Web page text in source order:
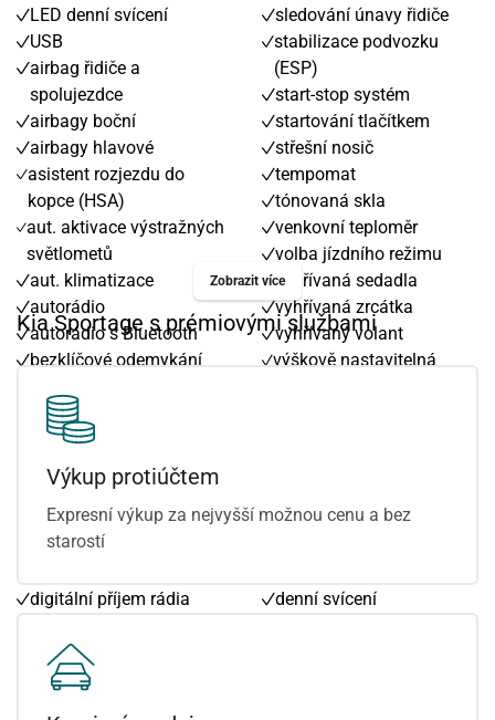
LED denní svícení
USB
airbag řidiče a
spolujezdce
airbagy boční
airbagy hlavové
asistent rozjezdu do
kopce (HSA)
aut. aktivace výstražných
světlometů
aut. klimatizace
autorádio
autorádio s Bluetooth
bezklíčové odemykání
bezklíčové startování a
odemykání
bluetooth
centrál dálkový
centrální zamykání
deaktivace airbagu
digitální příjem rádia
dvouzónová klimatizace
dělená zadní sedadla
sledování únavy řidiče
stabilizace podvozku
(ESP)
start-stop systém
startování tlačítkem
střešní nosič
tempomat
tónovaná skla
venkovní teploměr
volba jízdního režimu
vyhřívaná sedadla
vyhřívaná zrcátka
vyhřívaný volant
výškově nastavitelná
pruhu
denní svícení
Zobrazit více
Kia Sportage s prémiovými službami
Výkup protiúčtem
Expresní výkup za nejvyšší možnou cenu a bez
starostí